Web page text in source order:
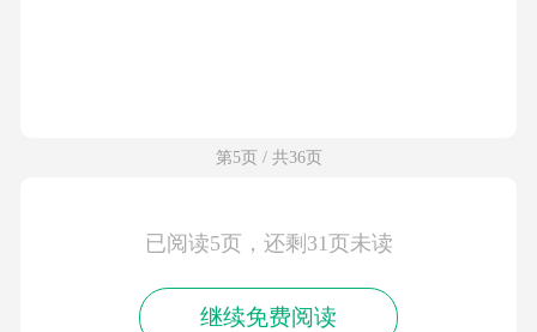
第5页 / 共36页
已阅读5页，还剩31页未读
继续免费阅读